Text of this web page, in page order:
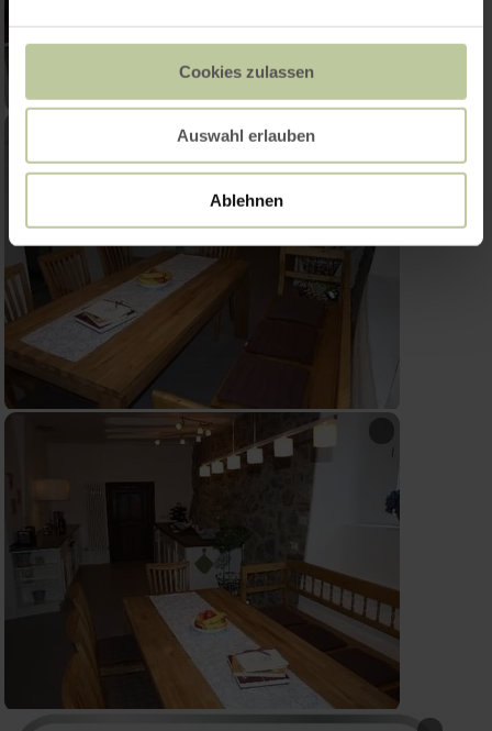
Cookies zulassen
Auswahl erlauben
Ablehnen